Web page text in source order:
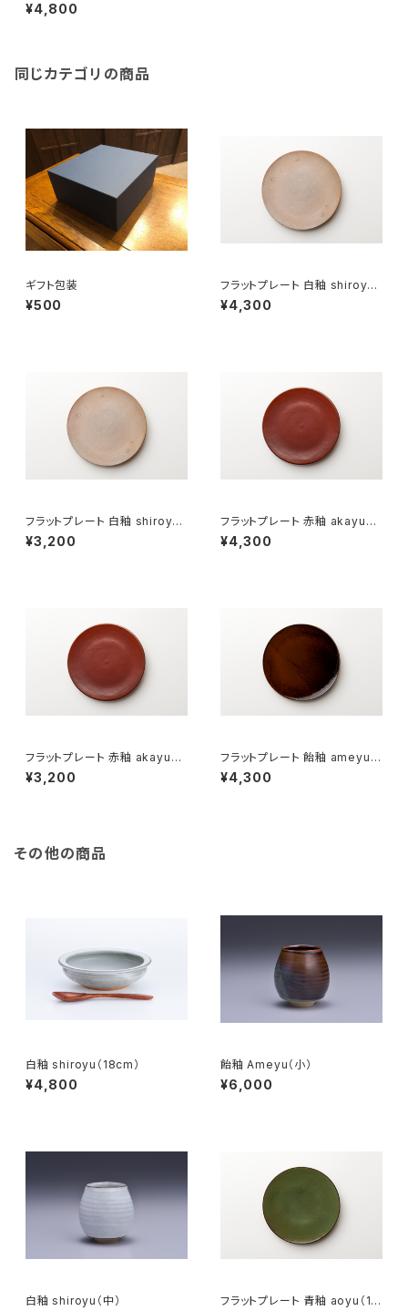
¥4,800
同じカテゴリの商品
ギフト包装
¥500
フラットプレート 白釉 shiroyu
（21cm）
¥4,300
フラットプレート 白釉 shiroyu
（18cm）
¥3,200
フラットプレート 赤釉 akayu（2
1cm）
¥4,300
フラットプレート 赤釉 akayu（1
8cm）
¥3,200
フラットプレート 飴釉 ameyu
（21cm）
¥4,300
その他の商品
白釉 shiroyu（18cm）
¥4,800
飴釉 Ameyu（小）
¥6,000
白釉 shiroyu（中）
フラットプレート 青釉 aoyu（18